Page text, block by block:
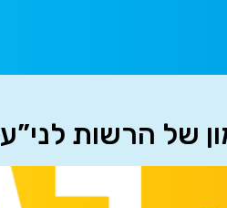
של הרשות לני”ע